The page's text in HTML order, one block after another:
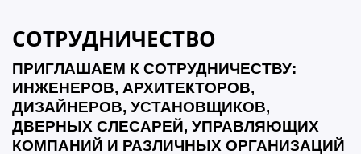
СОТРУДНИЧЕСТВО
ПРИГЛАШАЕМ К СОТРУДНИЧЕСТВУ:
ИНЖЕНЕРОВ, АРХИТЕКТОРОВ,
ДИЗАЙНЕРОВ, УСТАНОВЩИКОВ,
ДВЕРНЫХ СЛЕСАРЕЙ, УПРАВЛЯЮЩИХ
КОМПАНИЙ И РАЗЛИЧНЫХ ОРГАНИЗАЦИЙ